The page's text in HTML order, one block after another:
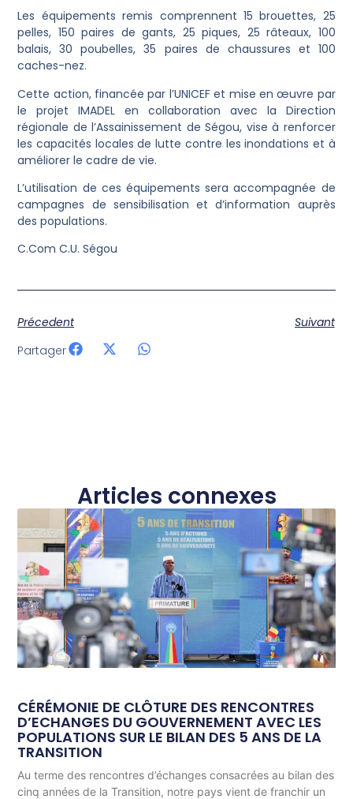
Les équipements remis comprennent 15 brouettes, 25
pelles, 150 paires de gants, 25 piques, 25 râteaux, 100
balais, 30 poubelles, 35 paires de chaussures et 100
caches-nez.
Cette action, financée par l’UNICEF et mise en œuvre par
le projet IMADEL en collaboration avec la Direction
régionale de l’Assainissement de Ségou, vise à renforcer
les capacités locales de lutte contre les inondations et à
améliorer le cadre de vie.
L’utilisation de ces équipements sera accompagnée de
campagnes de sensibilisation et d’information auprès
des populations.
C.Com C.U. Ségou
Précedent
Suivant
Partager
Articles connexes
CÉRÉMONIE DE CLÔTURE DES RENCONTRES
D’ECHANGES DU GOUVERNEMENT AVEC LES
POPULATIONS SUR LE BILAN DES 5 ANS DE LA
TRANSITION
Au terme des rencontres d’échanges consacrées au bilan des
cinq années de la Transition, notre pays vient de franchir un